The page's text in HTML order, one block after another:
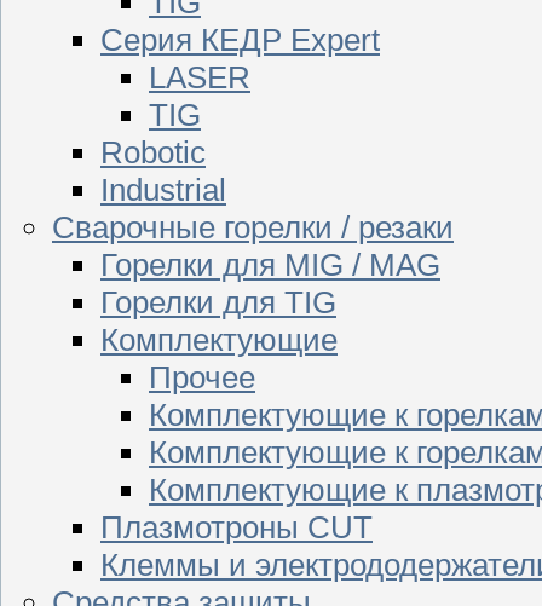
Серия КЕДР Expert
LASER
TIG
Robotic
Industrial
Сварочные горелки / резаки
Горелки для MIG / MAG
Горелки для TIG
Комплектующие
Прочее
Комплектующие к
Комплектующие к
Комплектующие к
Плазмотроны CUT
Клеммы и